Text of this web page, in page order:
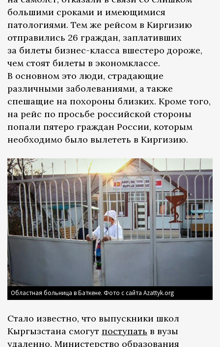
большими сроками и имеющимися
патологиями. Тем же рейсом в Киргизию
отправились 26 граждан, заплативших
за билеты бизнес-класса вшестеро дороже,
чем стоят билеты в экономклассе.
В основном это люди, страдающие
различными заболеваниями, а также
спешащие на похороны близких. Кроме того,
на рейс по просьбе российской стороны
попали пятеро граждан России, которым
необходимо было вылететь в Киргизию.
Областная больница в Баткене. Фото с сайта Azattyk.org
Стало известно, что выпускники школ
Кыргызстана смогут поступать в вузы
удаленно. Министерство образования